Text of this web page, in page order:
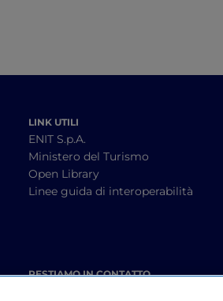
LINK UTILI
ENIT S.p.A.
Ministero del Turismo
Open Library
Linee guida di interoperabilità
RESTIAMO IN CONTATTO